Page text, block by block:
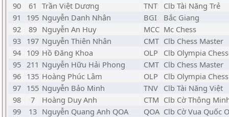
90
61 Trần Việt Dương TNT
Clb Tài Năng Trẻ
91
195 Nguyễn Danh Nhân BGI
Bắc Giang
92
89 Nguyễn An Huy MCC Mc Chess
93 197 Nguyễn Thiên Nhân CMT Clb Chess Master
94 109 Hồ Đăng Khoa OLP
Clb Olympia Chess
95 211 Nguyễn Hữu Hải Phong CMT Clb Chess Master
96 135 Hoàng Phúc Lâm OLP
Clb Olympia Chess
97 155 Nguyễn Bảo Minh TNV Clb Tài Năng Việt
98
7 Hoàng Duy Anh CTM Clb Cờ Thông
99
13 Nguyễn Quang Anh QOA QOA Clb Cờ Vua Quốc